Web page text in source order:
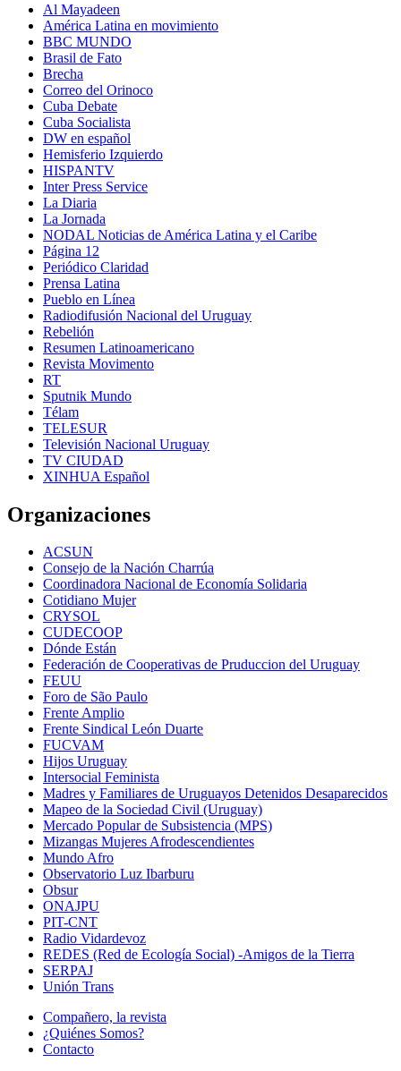
Al Mayadeen
América Latina en movimiento
BBC MUNDO
Brasil de Fato
Brecha
Correo del Orinoco
Cuba Debate
Cuba Socialista
DW en español
Hemisferio Izquierdo
HISPANTV
Inter Press Service
La Diaria
La Jornada
NODAL Noticias de América Latina y el Caribe
Página 12
Periódico Claridad
Prensa Latina
Pueblo en Línea
Radiodifusión Nacional del Uruguay
Rebelión
Resumen Latinoamericano
Revista Movimento
RT
Sputnik Mundo
Télam
TELESUR
Televisión Nacional Uruguay
TV CIUDAD
XINHUA Español
Organizaciones
ACSUN
Consejo de la Nación Charrúa
Coordinadora Nacional de Economía Solidaria
Cotidiano Mujer
CRYSOL
CUDECOOP
Dónde Están
Federación de Cooperativas de Pruduccion del Uruguay
FEUU
Foro de São Paulo
Frente Amplio
Frente Sindical León Duarte
FUCVAM
Hijos Uruguay
Intersocial Feminista
Madres y Familiares de Uruguayos Detenidos Desaparecidos
Mapeo de la Sociedad Civil (Uruguay)
Mercado Popular de Subsistencia (MPS)
Mizangas Mujeres Afrodescendientes
Mundo Afro
Observatorio Luz Ibarburu
Obsur
ONAJPU
PIT-CNT
Radio Vidardevoz
REDES (Red de Ecología Social) -Amigos de la Tierra
SERPAJ
Unión Trans
Compañero, la revista
¿Quiénes Somos?
Contacto